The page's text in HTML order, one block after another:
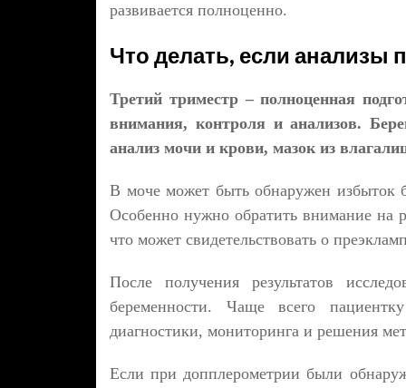
развивается полноценно.
Что делать, если анализы
Третий триместр – полноценная
внимания, контроля и анализов.
анализ мочи и крови, мазок из
В моче может быть обнаружен избыток
Особенно нужно обратить внимание на
что может свидетельствовать о
После получения результатов
беременности. Чаще всего
диагностики, мониторинга и решения
Если при допплерометрии были